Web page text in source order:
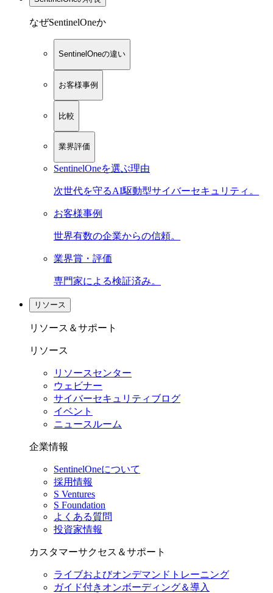
なぜSentinelOneか
SentinelOneの違い
お客様事例
比較
業界評価
SentinelOneを選ぶ理由
次世代を守るAI駆動型サイバーセキュリティ。
お客様事例
世界有数の企業からの信頼。
業界賞・評価
専門家による検証済み。
リソース
リソース＆サポート
リソース
リソースセンター
ウェビナー
サイバーセキュリティブログ
イベント
ニュースルーム
企業情報
SentinelOneについて
採用情報
S Ventures
S Foundation
よくある質問
投資家情報
カスタマーサクセス＆サポート
ライブおよびオンデマンドトレーニング
ガイド付きオンボーディング＆導入